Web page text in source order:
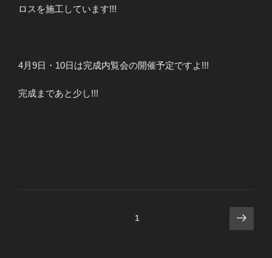
ロスを施工しています!!!
4月9日・10日は完成内覧会の開催予定ですよ!!!
完成まであと少し!!!
1
次
の